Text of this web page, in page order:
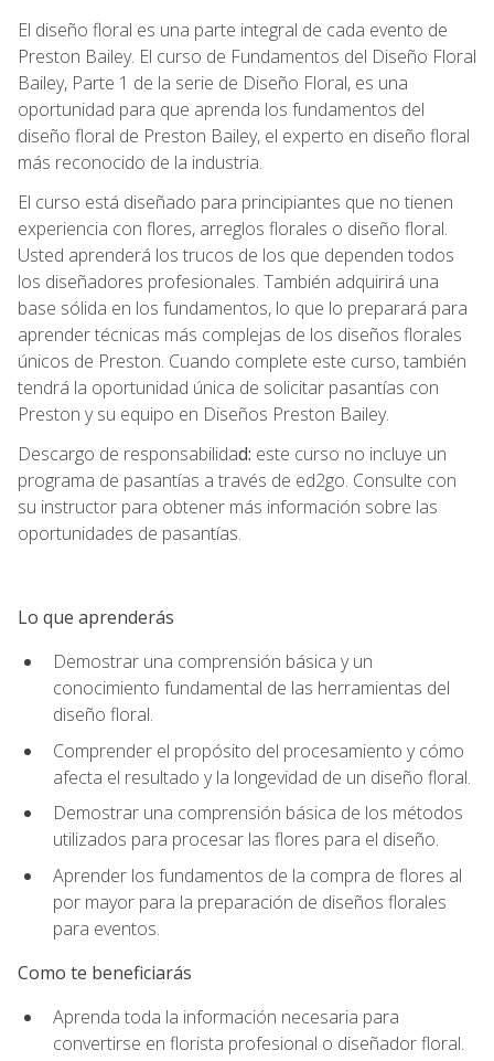
El diseño floral es una parte integral de cada evento de
Preston Bailey. El curso de Fundamentos del Diseño Floral
Bailey, Parte 1 de la serie de Diseño Floral, es una
oportunidad para que aprenda los fundamentos del
diseño floral de Preston Bailey, el experto en diseño floral
más reconocido de la industria.
El curso está diseñado para principiantes que no tienen
experiencia con flores, arreglos florales o diseño floral.
Usted aprenderá los trucos de los que dependen todos
los diseñadores profesionales. También adquirirá una
base sólida en los fundamentos, lo que lo preparará para
aprender técnicas más complejas de los diseños florales
únicos de Preston. Cuando complete este curso, también
tendrá la oportunidad única de solicitar pasantías con
Preston y su equipo en Diseños Preston Bailey.
Descargo de responsabilidad: este curso no incluye un
programa de pasantías a través de ed2go. Consulte con
su instructor para obtener más información sobre las
oportunidades de pasantías.
Lo que aprenderás
Demostrar una comprensión básica y un
conocimiento fundamental de las herramientas del
diseño floral.
Comprender el propósito del procesamiento y cómo
afecta el resultado y la longevidad de un diseño floral.
Demostrar una comprensión básica de los métodos
utilizados para procesar las flores para el diseño.
Aprender los fundamentos de la compra de flores al
por mayor para la preparación de diseños florales
para eventos.
Como te beneficiarás
Aprenda toda la información necesaria para
convertirse en florista profesional o diseñador floral.